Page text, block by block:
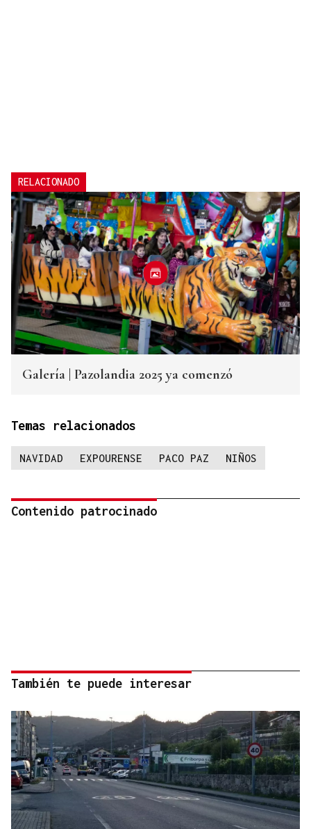
RELACIONADO
Galería | Pazolandia 2025 ya comenzó
Temas relacionados
NAVIDAD EXPOURENSE PACO PAZ NIÑOS
Contenido patrocinado
También te puede interesar